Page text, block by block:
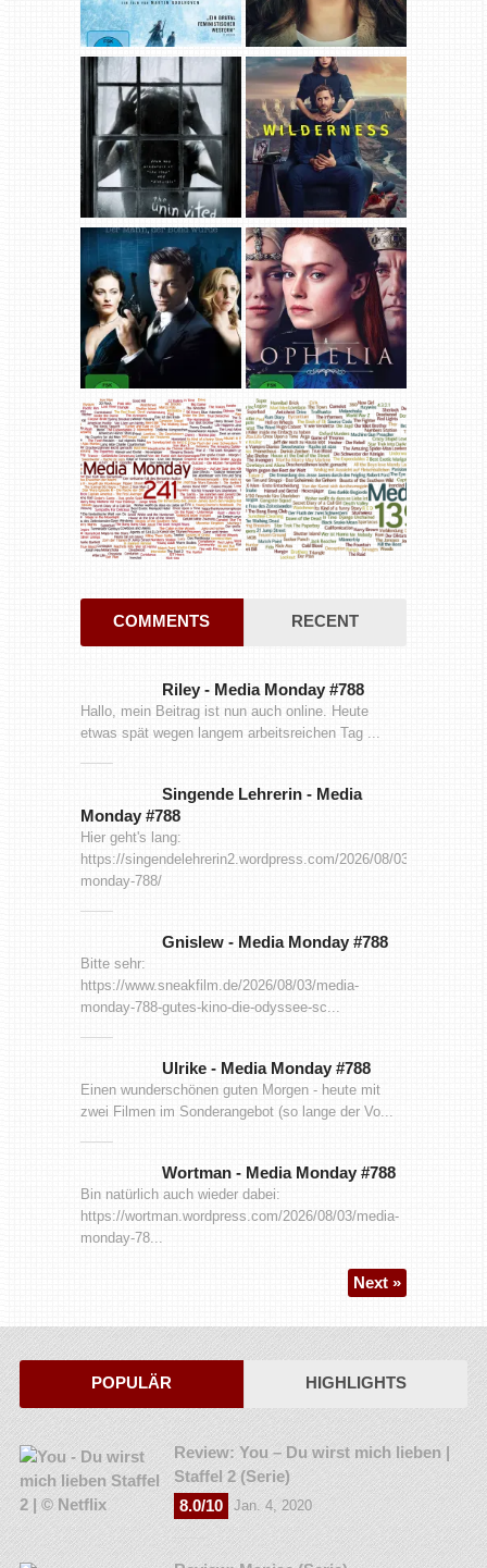
COMMENTS RECENT
Riley - Media Monday #788
Hallo, mein Beitrag ist nun auch online. Heute
etwas spät wegen langem arbeitsreichen Tag ...
Singende Lehrerin - Media
Monday #788
Hier geht's lang:
https://singendelehrerin2.wordpress.com/2026/08/03/media-
monday-788/
Gnislew - Media Monday #788
Bitte sehr:
https://www.sneakfilm.de/2026/08/03/media-
monday-788-gutes-kino-die-odyssee-sc...
Ulrike - Media Monday #788
Einen wunderschönen guten Morgen - heute mit
zwei Filmen im Sonderangebot (so lange der Vo...
Wortman - Media Monday #788
Bin natürlich auch wieder dabei:
https://wortman.wordpress.com/2026/08/03/media-
monday-78...
Next »
POPULÄR HIGHLIGHTS
Review: You – Du wirst mich lieben |
Staffel 2 (Serie)
8.0/10
Jan. 4, 2020